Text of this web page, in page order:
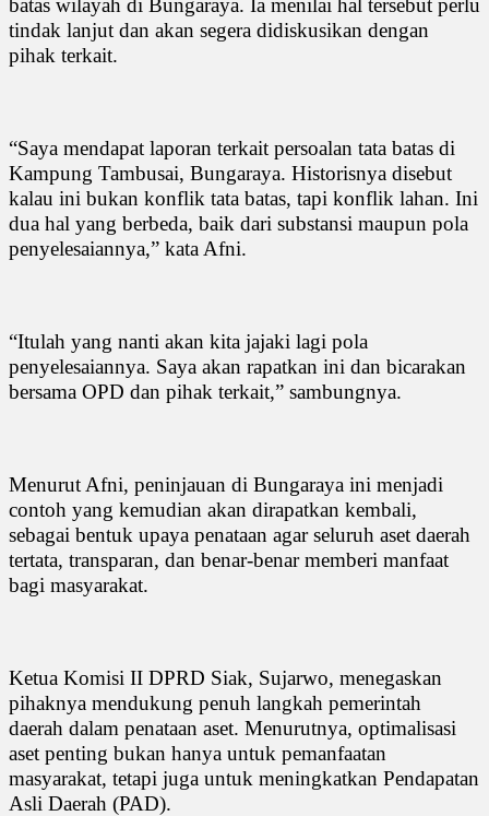
batas wilayah di Bungaraya. Ia menilai hal tersebut perlu
tindak lanjut dan akan segera didiskusikan dengan
pihak terkait.
“Saya mendapat laporan terkait persoalan tata batas di
Kampung Tambusai, Bungaraya. Historisnya disebut
kalau ini bukan konflik tata batas, tapi konflik lahan. Ini
dua hal yang berbeda, baik dari substansi maupun pola
penyelesaiannya,” kata Afni.
“Itulah yang nanti akan kita jajaki lagi pola
penyelesaiannya. Saya akan rapatkan ini dan bicarakan
bersama OPD dan pihak terkait,” sambungnya.
Menurut Afni, peninjauan di Bungaraya ini menjadi
contoh yang kemudian akan dirapatkan kembali,
sebagai bentuk upaya penataan agar seluruh aset daerah
tertata, transparan, dan benar-benar memberi manfaat
bagi masyarakat.
Ketua Komisi II DPRD Siak, Sujarwo, menegaskan
pihaknya mendukung penuh langkah pemerintah
daerah dalam penataan aset. Menurutnya, optimalisasi
aset penting bukan hanya untuk pemanfaatan
masyarakat, tetapi juga untuk meningkatkan Pendapatan
Asli Daerah (PAD).